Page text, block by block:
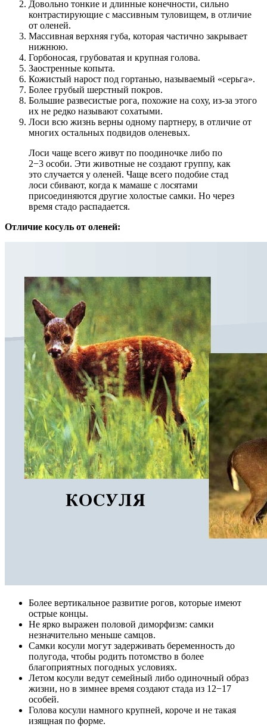
Довольно тонкие и длинные конечности, сильно
контрастирующие с массивным туловищем, в отличие
от оленей.
Массивная верхняя губа, которая частично закрывает
нижнюю.
Горбоносая, грубоватая и крупная голова.
Заостренные копыта.
Кожистый нарост под гортанью, называемый «серьга».
Более грубый шерстный покров.
Большие развесистые рога, похожие на соху, из-за этого
их не редко называют сохатыми.
Лоси всю жизнь верны одному партнеру, в отличие от
многих остальных подвидов оленевых.
Лоси чаще всего живут по поодиночке либо по
2−3 особи. Эти животные не создают группу, как
это случается у оленей. Чаще всего подобие стад
лоси сбивают, когда к мамаше с лосятами
присоединяются другие холостые самки. Но через
время стадо распадается.
Отличие косуль от оленей:
Более вертикальное развитие рогов, которые имеют
острые концы.
Не ярко выражен половой диморфизм: самки
незначительно меньше самцов.
Самки косули могут задерживать беременность до
полугода, чтобы родить потомство в более
благоприятных погодных условиях.
Летом косули ведут семейный либо одиночный образ
жизни, но в зимнее время создают стада из 12−17
особей.
Голова косули намного крупней, короче и не такая
изящная по форме.